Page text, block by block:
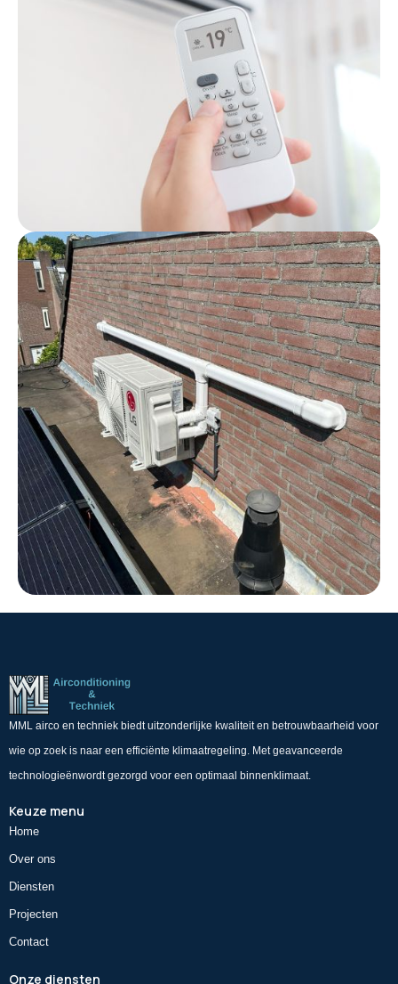
MML airco en techniek biedt uitzonderlijke kwaliteit en betrouwbaarheid voor
wie op zoek is naar een efficiënte klimaatregeling. Met geavanceerde
technologieënwordt gezorgd voor een optimaal binnenklimaat.
Keuze menu
Home
Over ons
Diensten
Projecten
Contact
Onze diensten